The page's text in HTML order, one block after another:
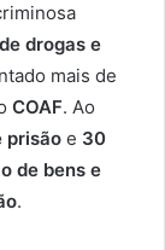
drogas e
mais de
COAF. Ao
prisão e 30
de bens e
.